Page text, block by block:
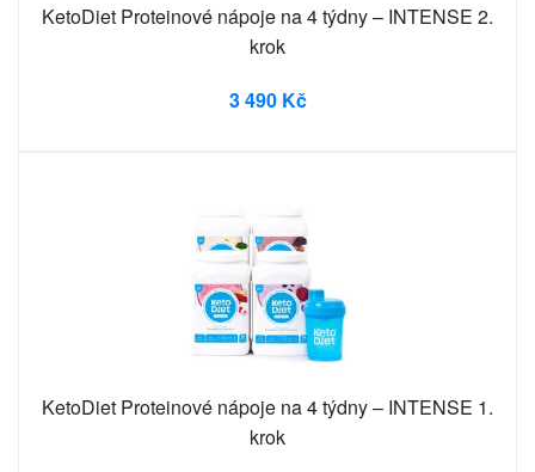
KetoDiet Proteinové nápoje na 4 týdny – INTENSE 2.
krok
3 490 Kč
KetoDiet Proteinové nápoje na 4 týdny – INTENSE 1.
krok